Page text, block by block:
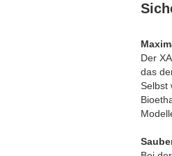
Der
das
Selbst